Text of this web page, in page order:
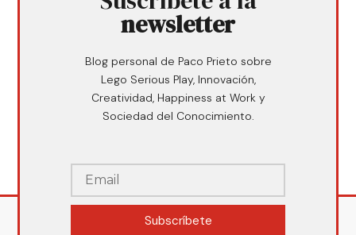
newsletter
Blog personal de Paco Prieto sobre
Lego Serious Play, Innovación,
Creatividad, Happiness at Work y
Sociedad del Conocimiento.
Subscríbete